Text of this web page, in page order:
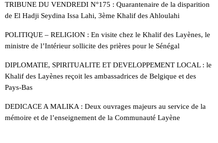
TRIBUNE DU VENDREDI N°175 : Quarantenaire de la disparition
de El Hadji Seydina Issa Lahi, 3ème Khalif des Ahloulahi
POLITIQUE – RELIGION : En visite chez le Khalif des Layènes, le
ministre de l’Intérieur sollicite des prières pour le Sénégal
DIPLOMATIE, SPIRITUALITE ET DEVELOPPEMENT LOCAL : le
Khalif des Layènes reçoit les ambassadrices de Belgique et des
Pays-Bas
DEDICACE A MALIKA : Deux ouvrages majeurs au service de la
mémoire et de l’enseignement de la Communauté Layène